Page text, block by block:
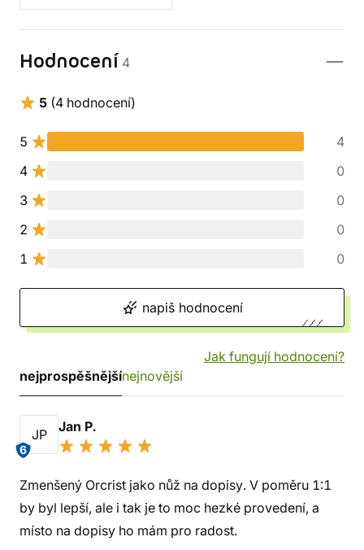
Hodnocení 4
5 (4 hodnocení)
5
4
4
0
3
0
2
0
1
0
napiš hodnocení
Jak fungují hodnocení?
nejprospěšnějšínejnovější
JP
6
Jan P.
Zmenšený Orcrist jako nůž na dopisy. V poměru 1:1
by byl lepší, ale i tak je to moc hezké provedení, a
místo na dopisy ho mám pro radost.